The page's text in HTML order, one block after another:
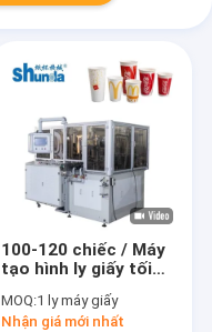
100-120 chiếc / Máy
tạo hình ly giấy tối
giấy Hàn Quốc
MOQ:1 ly máy giấy
Nhận giá mới nhất